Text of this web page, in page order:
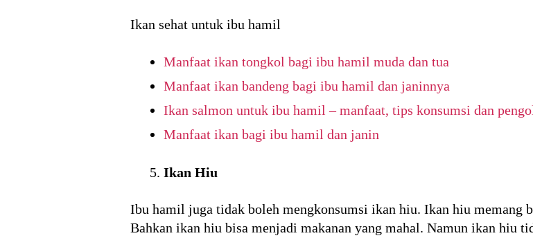
Ikan sehat untuk ibu hamil
Manfaat ikan tongkol bagi ibu hamil muda dan tua
Manfaat ikan bandeng bagi ibu hamil dan janinnya
Ikan salmon untuk ibu hamil – manfaat, tips konsumsi dan
Manfaat ikan bagi ibu hamil dan janin
Ikan Hiu
Ibu hamil juga tidak boleh mengkonsumsi ikan hiu. Ikan hiu memang
Bahkan ikan hiu bisa menjadi makanan yang mahal. Namun ikan hiu